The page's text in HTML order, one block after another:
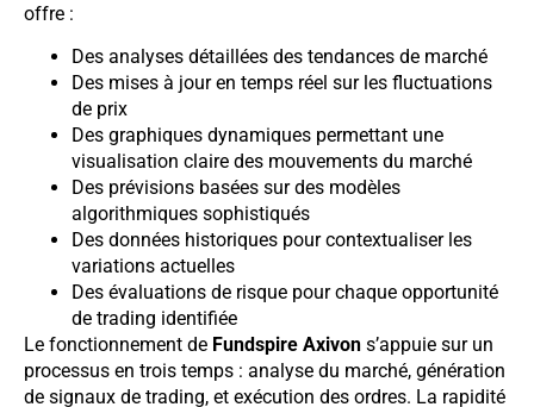
offre :
Des analyses détaillées des tendances de marché
Des mises à jour en temps réel sur les fluctuations
de prix
Des graphiques dynamiques permettant une
visualisation claire des mouvements du marché
Des prévisions basées sur des modèles
algorithmiques sophistiqués
Des données historiques pour contextualiser les
variations actuelles
Des évaluations de risque pour chaque opportunité
de trading identifiée
Le fonctionnement de Fundspire Axivon s’appuie sur un
processus en trois temps : analyse du marché, génération
de signaux de trading, et exécution des ordres. La rapidité